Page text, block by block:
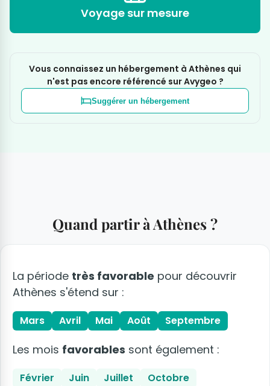
Voyage sur mesure
Vous connaissez un hébergement à Athènes qui
n'est pas encore référencé sur Avygeo ?
Suggérer un hébergement
Quand partir à Athènes ?
La période très favorable pour découvrir
Athènes s'étend sur :
Mars Avril Mai Août Septembre
Les mois favorables sont également :
Février Juin Juillet
Octobre